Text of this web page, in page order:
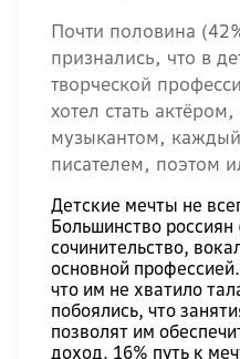
Почти половина
признались, что в
творческой
хотел стать
музыкантом,
писателем, поэтом
Детские мечты не
Большинство
сочинительство,
основной
что им не хватило
побоялись, что
позволят им
доход. 16% путь к